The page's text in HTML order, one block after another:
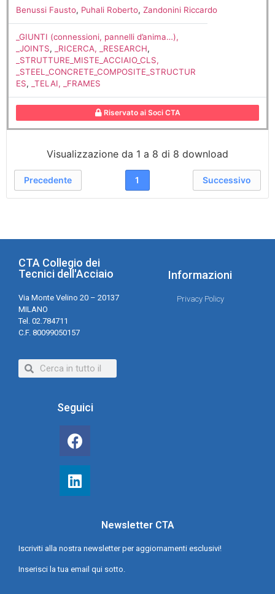
Benussi Fausto, Puhali Roberto, Zandonini Riccardo
_GIUNTI (connessioni, pannelli d’anima…),
_JOINTS, _RICERCA, _RESEARCH,
_STRUTTURE_MISTE_ACCIAIO_CLS,
_STEEL_CONCRETE_COMPOSITE_STRUCTUR
ES, _TELAI, _FRAMES
Riservato ai Soci CTA
Visualizzazione da 1 a 8 di 8 download
Precedente 1 Successivo
CTA Collegio dei
Tecnici dell'Acciaio
Via Monte Velino 20 – 20137
MILANO
Tel. 02.784711
C.F. 80099050157
Informazioni
Privacy Policy
Seguici
Newsletter CTA
Iscriviti alla nostra newsletter per aggiornamenti esclusivi!
Inserisci la tua email qui sotto.